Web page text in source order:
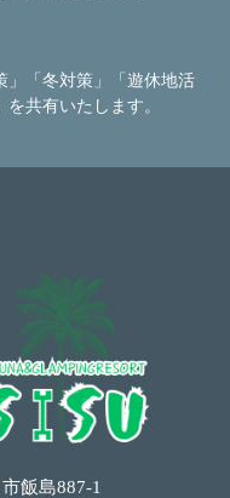
」「冬対策」「遊休地活
共有いたします。
飯島887-1